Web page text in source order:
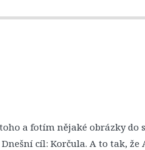
a fotím nějaké obrázky do
cíl: Korčula. A to tak, že